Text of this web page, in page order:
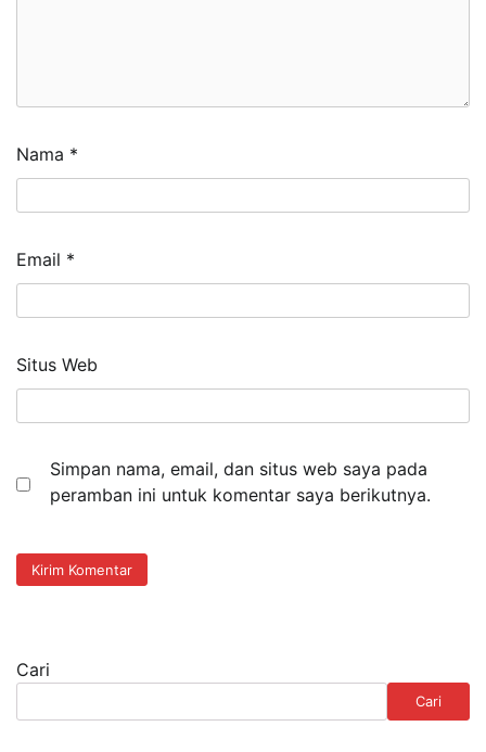
Nama *
Email *
Situs Web
Simpan nama, email, dan situs web saya pada
peramban ini untuk komentar saya berikutnya.
Cari
Cari